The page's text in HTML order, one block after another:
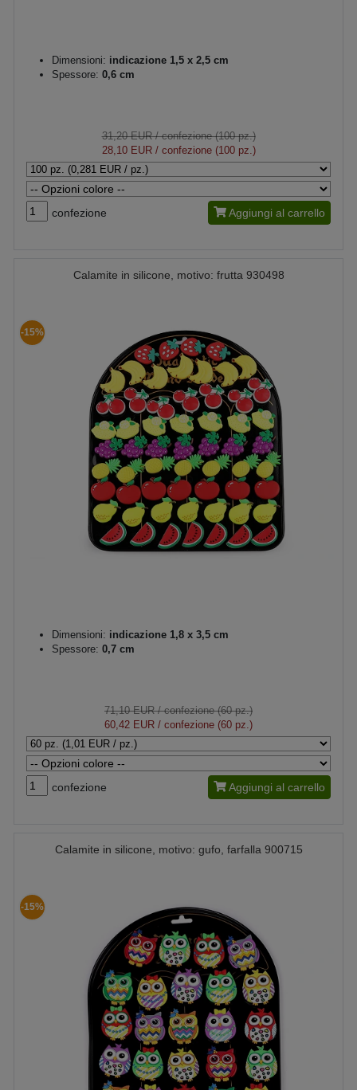
Dimensioni: indicazione 1,5 x 2,5 cm
Spessore: 0,6 cm
31,20 EUR/ confezione (100 pz.)
28,10 EUR/ confezione (100 pz.)
confezione Aggiungi al carrello
Calamite in silicone, motivo: frutta 930498
-15%
Dimensioni: indicazione 1,8 x 3,5 cm
Spessore: 0,7 cm
71,10 EUR/ confezione (60 pz.)
60,42 EUR / confezione (60 pz.)
confezione Aggiungi al carrello
Calamite in silicone, motivo: gufo, farfalla 900715
-15%